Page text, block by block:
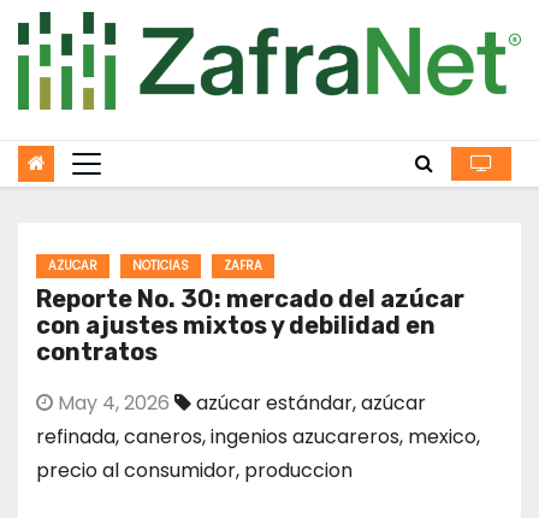
to
content
AZUCAR NOTICIAS ZAFRA
Reporte No. 30: mercado del azúcar
con ajustes mixtos y debilidad en
contratos
May 4, 2026 azúcar estándar,azúcar
refinada,caneros,ingenios azucareros, mexico,
precio al consumidor, produccion